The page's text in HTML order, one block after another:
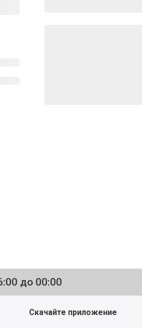
до 00:00
Скачайте приложение